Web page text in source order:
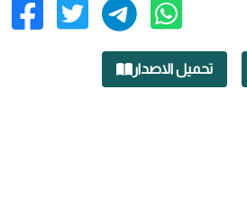
تحميل الاصدار